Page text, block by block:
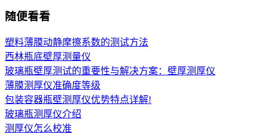
随便看看
塑料薄膜动静摩擦系数的测试方法
西林瓶底壁厚测量仪
玻璃瓶壁厚测试的重要性与解决方案：壁厚测厚仪
薄膜测厚仪准确度等级
包装容器瓶壁测厚仪优势特点详解!
玻璃瓶测厚仪介绍
测厚仪怎么校准